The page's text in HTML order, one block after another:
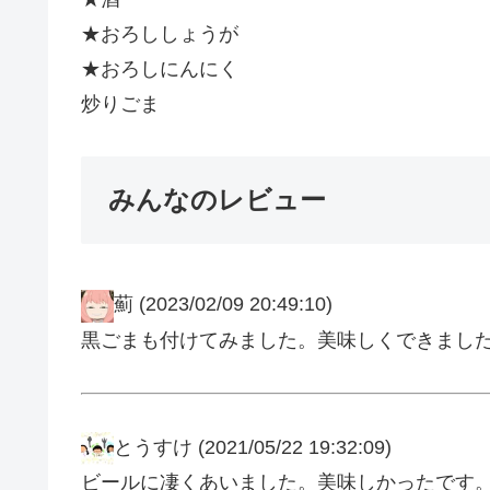
★おろししょうが
★おろしにんにく
炒りごま
みんなのレビュー
薊 (2023/02/09 20:49:10)
黒ごまも付けてみました。美味しくできまし
とうすけ (2021/05/22 19:32:09)
ビールに凄くあいました。美味しかったです